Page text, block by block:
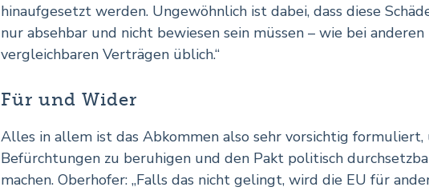
hinaufgesetzt werden. Ungewöhnlich ist dabei, dass diese
nur absehbar und nicht bewiesen sein müssen – wie bei anderen
vergleichbaren Verträgen üblich.“
Für und Wider
Alles in allem ist das Abkommen also sehr vorsichtig formuliert,
Befürchtungen zu beruhigen und den Pakt politisch
machen. Oberhofer: „Falls das nicht gelingt, wird die EU für